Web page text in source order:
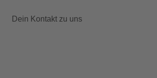
Dein Kontakt zu uns